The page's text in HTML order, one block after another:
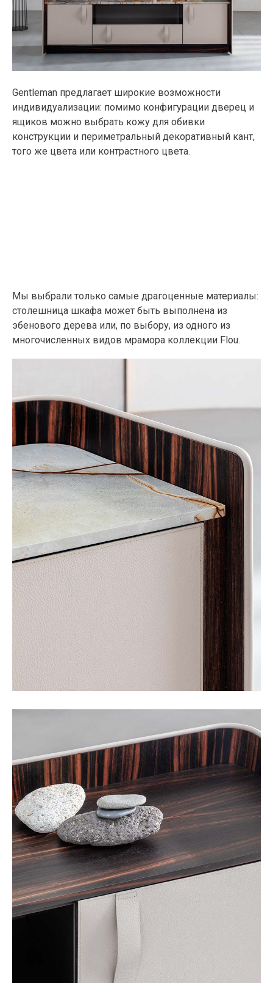
Gentleman предлагает широкие возможности
индивидуализации: помимо конфигурации дверец и
ящиков можно выбрать кожу для обивки
конструкции и периметральный декоративный кант,
того же цвета или контрастного цвета.
Мы выбрали только самые драгоценные материалы:
столешница шкафа может быть выполнена из
эбенового дерева или, по выбору, из одного из
многочисленных видов мрамора коллекции Flou.